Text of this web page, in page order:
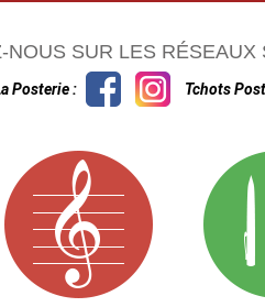
NOUS SUR LES RÉSEAUX
Posterie : Tchots